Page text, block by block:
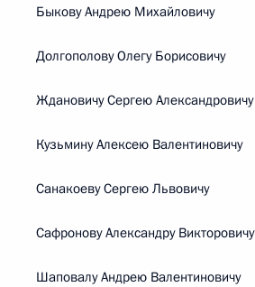
Быкову Андрею Михайловичу
Долгополову Олегу Борисовичу
Ждановичу Сергею Александровичу
Кузьмину Алексею Валентиновичу
Санакоеву Сергею Львовичу
Сафронову Александру Викторовичу
Шаповалу Андрею Валентиновичу